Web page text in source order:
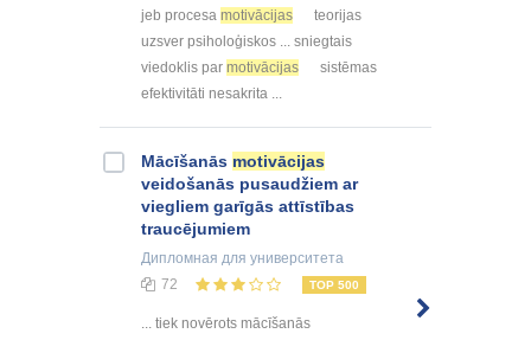
jeb procesa motivācijas
teorijas
uzsver psiholoģiskos ... sniegtais
viedoklis par motivācijas
sistēmas
efektivitāti nesakrita ...
Mācīšanās motivācijas
veidošanās pusaudžiem ar
viegliem garīgās attīstības
traucējumiem
Дипломная для университета
72
TOP 500
... tiek novērots mācīšanās